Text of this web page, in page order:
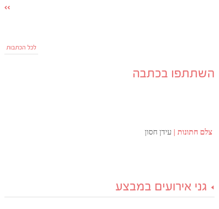
לכל הכתבות
השתתפו בכתבה
צלם חתונות עידן חסון
גני אירועים במבצע